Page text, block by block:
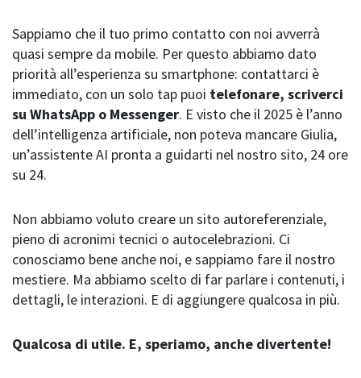
Sappiamo che il tuo primo contatto con noi avverrà
quasi sempre da mobile. Per questo abbiamo dato
priorità all’esperienza su smartphone: contattarci è
immediato, con un solo tap puoi telefonare, scriverci
su WhatsApp o Messenger. E visto che il 2025 è l’anno
dell’intelligenza artificiale, non poteva mancare Giulia,
un’assistente AI pronta a guidarti nel nostro sito, 24 ore
su 24.
Non abbiamo voluto creare un sito autoreferenziale,
pieno di acronimi tecnici o autocelebrazioni. Ci
conosciamo bene anche noi, e sappiamo fare il nostro
mestiere. Ma abbiamo scelto di far parlare i contenuti, i
dettagli, le interazioni. E di aggiungere qualcosa in più.
Qualcosa di utile. E, speriamo, anche divertente!